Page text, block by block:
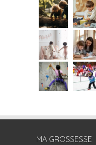
MA GROSSESSE